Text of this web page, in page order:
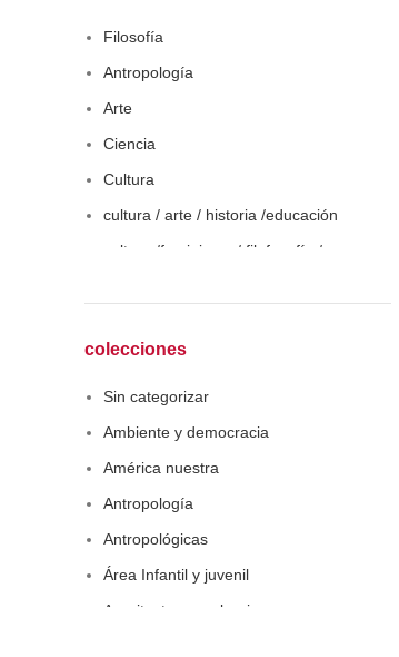
Filosofía
Antropología
Arte
Ciencia
Cultura
cultura / arte / historia /educación
cultura /feminismo / filofosofía /
Economía
colecciones
Sin categorizar
Ambiente y democracia
América nuestra
Antropología
Antropológicas
Área Infantil y juvenil
Arquitectura y urbanismo